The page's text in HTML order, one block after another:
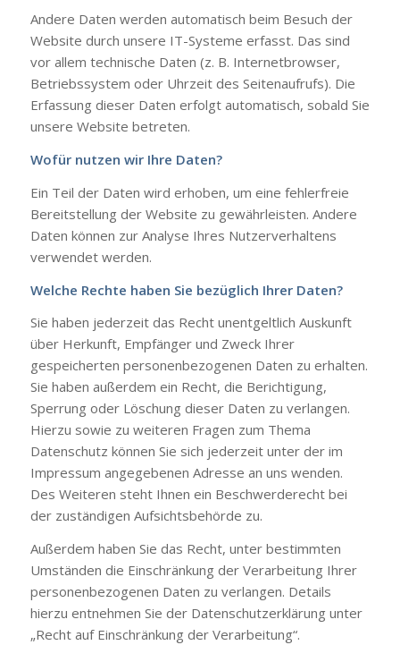
Andere Daten werden automatisch beim Besuch der
Website durch unsere IT-Systeme erfasst. Das sind
vor allem technische Daten (z. B. Internetbrowser,
Betriebssystem oder Uhrzeit des Seitenaufrufs). Die
Erfassung dieser Daten erfolgt automatisch, sobald Sie
unsere Website betreten.
Wofür nutzen wir Ihre Daten?
Ein Teil der Daten wird erhoben, um eine fehlerfreie
Bereitstellung der Website zu gewährleisten. Andere
Daten können zur Analyse Ihres Nutzerverhaltens
verwendet werden.
Welche Rechte haben Sie bezüglich Ihrer Daten?
Sie haben jederzeit das Recht unentgeltlich Auskunft
über Herkunft, Empfänger und Zweck Ihrer
gespeicherten personenbezogenen Daten zu erhalten.
Sie haben außerdem ein Recht, die Berichtigung,
Sperrung oder Löschung dieser Daten zu verlangen.
Hierzu sowie zu weiteren Fragen zum Thema
Datenschutz können Sie sich jederzeit unter der im
Impressum angegebenen Adresse an uns wenden.
Des Weiteren steht Ihnen ein Beschwerderecht bei
der zuständigen Aufsichtsbehörde zu.
Außerdem haben Sie das Recht, unter bestimmten
Umständen die Einschränkung der Verarbeitung Ihrer
personenbezogenen Daten zu verlangen. Details
hierzu entnehmen Sie der Datenschutzerklärung unter
„Recht auf Einschränkung der Verarbeitung“.